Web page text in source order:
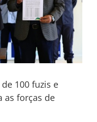
100 fuzis e
as forças de